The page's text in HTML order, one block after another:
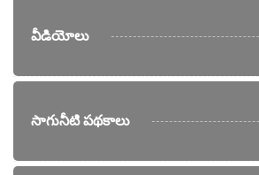
వీడియోలు
సాగునీటి పథకాలు